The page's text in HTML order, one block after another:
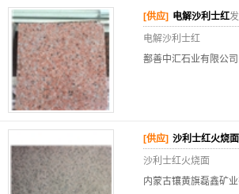
[供应] 电解沙利士红
电解沙利士红
鄯善中汇石业有限公司
[供应] 沙利士红火烧面
沙利士红火烧面
内蒙古镶黄旗磊鑫矿